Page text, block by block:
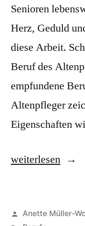
Senioren
Herz, Geduld
diese Arbeit.
Beruf des
empfundene
Altenpfleger
Eigenschaften
„Altenpfleger
für
weiterlesen
Veröffentlicht
Anette Müller-